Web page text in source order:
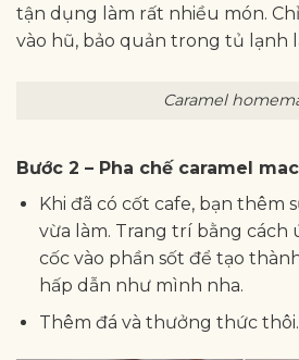
tận dụng làm rất nhiều món.
vào hũ, bảo quản trong tủ lạnh
Caramel
Bước 2 – Pha chế caramel
Khi đã có cốt cafe, bạn thêm
vừa làm. Trang trí bằng cách
cốc vào phần sốt để tạo
hấp dẫn như mình nha.
Thêm đá và thưởng thức thôi.